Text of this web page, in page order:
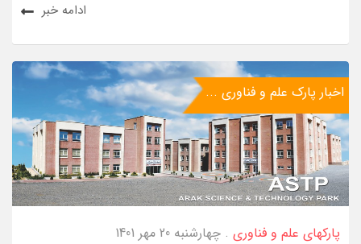
ادامه خبر
اخبار پارک علم و فناوری ...
پارکهای علم و فناوری. چهارشنبه 20 مهر 1401